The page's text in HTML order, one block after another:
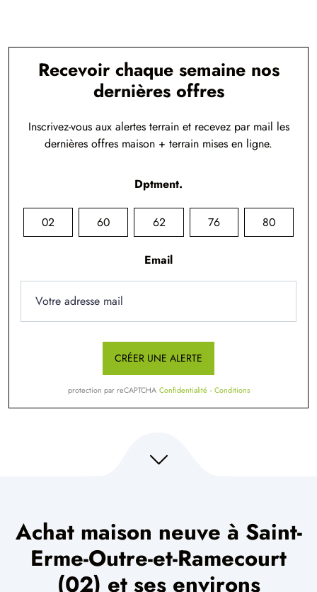
Recevoir chaque semaine nos
dernières offres
Inscrivez-vous aux alertes terrain et recevez par mail les
dernières offres maison + terrain mises en ligne.
Dptment.
02 60 62 76 80
Email
CRÉER UNE ALERTE
protection par reCAPTCHA Confidentialité - Conditions
Achat maison neuve à Saint-
Erme-Outre-et-Ramecourt
(02) et ses environs